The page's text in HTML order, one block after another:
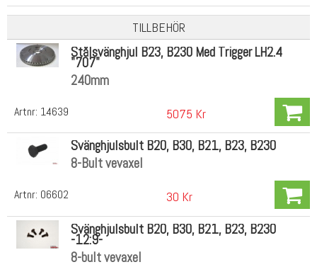
TILLBEHÖR
Artnr: 14639
Stålsvänghjul B23, B230 Med Trigger LH2.4
"707"
240mm
5075 Kr
Artnr: 06602
Svänghjulsbult B20, B30, B21, B23, B230
8-Bult vevaxel
30 Kr
Svänghjulsbult B20, B30, B21, B23, B230
-12:9-
8-bult vevaxel